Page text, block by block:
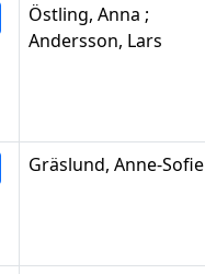
Östling, Anna ;
Andersson, Lars
Gräslund, Anne-Sofie